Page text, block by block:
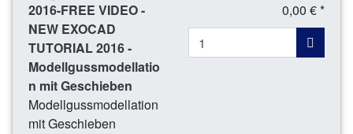
2016-FREE VIDEO -
NEW EXOCAD
TUTORIAL 2016 -
Modellgussmodellatio
n mit Geschieben
Modellgussmodellation
mit Geschieben
0,00 € *